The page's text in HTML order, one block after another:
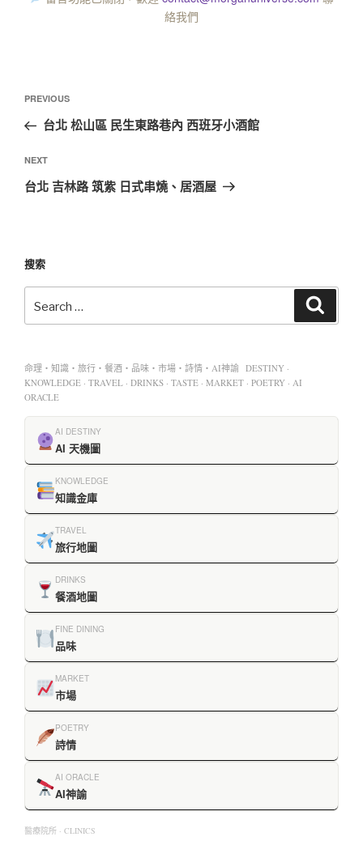
絡我們
PREVIOUS
台北 松山區 民生東路巷內 西班牙小酒館
NEXT
台北 吉林路 筑紫 日式串燒、居酒屋
搜索
命理・知識・旅行・餐酒・品味・市場・詩情・AI神諭 DESTINY ·
KNOWLEDGE · TRAVEL · DRINKS · TASTE · MARKET · POETRY · AI
ORACLE
AI DESTINY
AI 天機圖
KNOWLEDGE
知識金庫
TRAVEL
旅行地圖
DRINKS
餐酒地圖
FINE DINING
品味
MARKET
市場
POETRY
詩情
AI ORACLE
AI神諭
醫療院所 · CLINICS